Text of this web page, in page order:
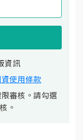
資訊
使用條款
審核。請勾選
。